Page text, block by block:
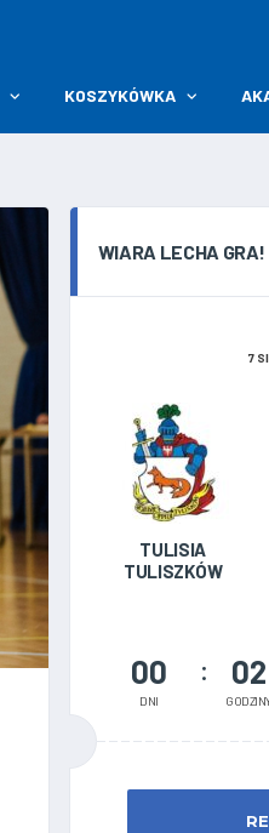
KOSZYKÓWKA
WIARA LECHA GRA!
7
TULISIA
TULISZKÓW
00
DNI
02